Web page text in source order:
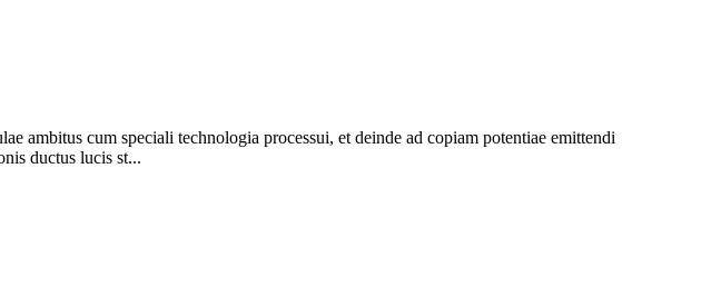
ambitus cum speciali technologia processui, et deinde ad copiam potentiae emittendi
ductus lucis st...